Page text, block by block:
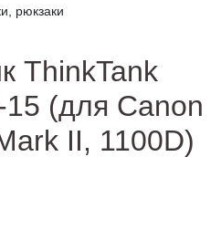
рюкзаки
ThinkTank
(для Canon
II, 1100D)